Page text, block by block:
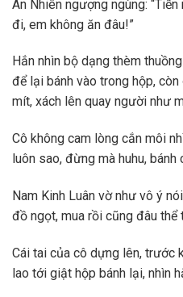
An Nhiên ngượng ngùng:
đi, em không ăn đâu!”
Hắn nhìn bộ dạng thèm
để lại bánh vào trong hộp,
mít, xách lên quay người như
Cô không cam lòng cắn môi
luôn sao, đừng mà huhu, bánh
Nam Kinh Luân vờ như vô ý
đồ ngọt, mua rồi cũng đâu thể
Cái tai của cô dựng lên, trước
lao tới giật hộp bánh lại, nhìn